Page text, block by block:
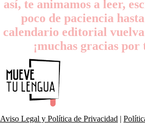
así, te animamos a leer,
poco de paciencia
calendario editorial
¡muchas gracias
Aviso Legal y Política de Privacidad